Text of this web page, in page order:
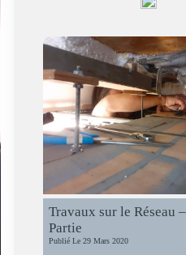
Travaux sur le Réseau
Partie
Publié Le29 Mars 2020